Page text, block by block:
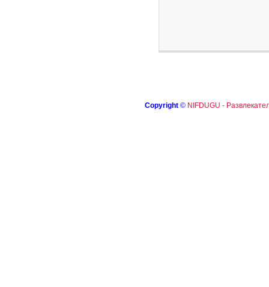
Copyright © NIFDUGU -